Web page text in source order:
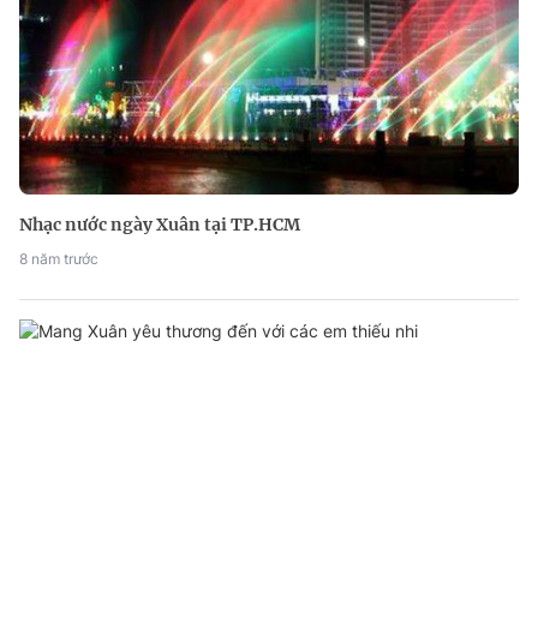
Nhạc nước ngày Xuân tại TP.HCM
8 năm trước